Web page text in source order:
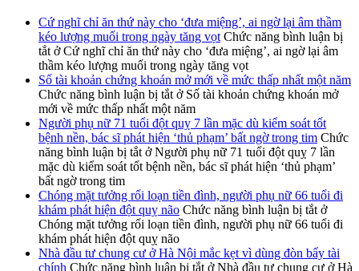
Cứ nghĩ chỉ ăn thứ này cho ‘đưa miệng’, ai ngờ lại âm thầm
kéo lượng muối trong ngày tăng vọt Chức năng bình luận bị
tắt ở Cứ nghĩ chỉ ăn thứ này cho ‘đưa miệng’, ai ngờ lại âm
thầm kéo lượng muối trong ngày tăng vọt
Số tài khoản chứng khoán mở mới về mức thấp nhất một năm
Chức năng bình luận bị tắt ở Số tài khoản chứng khoán mở
mới về mức thấp nhất một năm
Người phụ nữ 71 tuổi đột quỵ 7 lần mặc dù kiểm soát tốt
bệnh nền, bác sĩ phát hiện ‘thủ phạm’ bất ngờ trong tim Chức
năng bình luận bị tắt ở Người phụ nữ 71 tuổi đột quỵ 7 lần
mặc dù kiểm soát tốt bệnh nền, bác sĩ phát hiện ‘thủ phạm’
bất ngờ trong tim
Chóng mặt tưởng rối loạn tiền đình, người phụ nữ 66 tuổi đi
khám phát hiện đột quỵ não Chức năng bình luận bị tắt ở
Chóng mặt tưởng rối loạn tiền đình, người phụ nữ 66 tuổi đi
khám phát hiện đột quỵ não
Nhà đầu tư chung cư ở Hà Nội mắc kẹt vì dùng đòn bẩy tài
chính Chức năng bình luận bị tắt ở Nhà đầu tư chung cư ở Hà